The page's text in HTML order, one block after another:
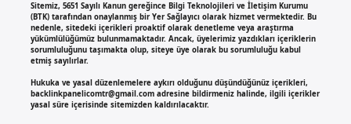
Sitemiz, 5651 Sayılı Kanun gereğince Bilgi Teknolojileri ve İletişim Kurumu
(BTK) tarafından onaylanmış bir Yer Sağlayıcı olarak hizmet vermektedir. Bu
nedenle, sitedeki içerikleri proaktif olarak denetleme veya araştırma
yükümlülüğümüz bulunmamaktadır. Ancak, üyelerimiz yazdıkları içeriklerin
sorumluluğunu taşımakta olup, siteye üye olarak bu sorumluluğu kabul
etmiş sayılırlar.
Hukuka ve yasal düzenlemelere aykırı olduğunu düşündüğünüz içerikleri,
backlinkpanelicomtr@gmail.comadresine bildirmeniz halinde, ilgili içerikler
yasal süre içerisinde sitemizden kaldırılacaktır.